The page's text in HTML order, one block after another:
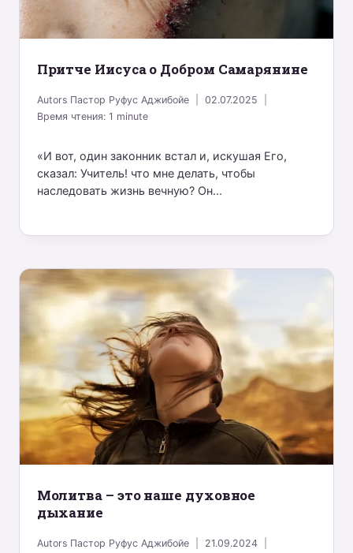
Притче Иисуса о Добром Самарянине
Autors Пастор Руфус Аджибойе
02.07.2025
Время чтения:1 minute
«И вот, один законник встал и, искушая Его,
сказал: Учитель! что мне делать, чтобы
наследовать жизнь вечную? Он...
Молитва – это наше духовное
дыхание
Autors Пастор Руфус Аджибойе
21.09.2024